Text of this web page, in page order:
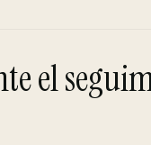
el